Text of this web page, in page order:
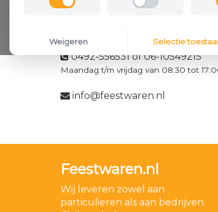
0492-556531 of 06-10549215
Maandag t/m vrijdag van 08:30 tot
info@feestwaren.nl
Feestwaren.nl
Wij leveren zowel aan
particulieren als aan bedrijven.
Weigeren Selectie